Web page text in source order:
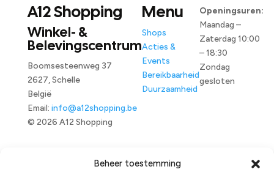
Beheer toestemming
A12 Shopping
Winkel- &
Belevingscentrum
Boomsesteenweg 37
2627, Schelle
België
Email: info@a12shopping.be
Menu
Shops
Acties &
Events
Bereikbaarheid
Duurzaamheid
Openingsuren:
Maandag –
Zaterdag 10:00
– 18:30
Zondag
gesloten
© 2026 A12 Shopping